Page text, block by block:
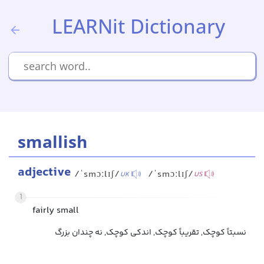
LEARNit Dictionary
smallish
adjective /ˈsmɔːlɪʃ/UK /ˈsmɔːlɪʃ/US
1
fairly small
نسبتاً کوچک, تقریباً کوچک, اندکی کوچک, نه چندان بزرگ